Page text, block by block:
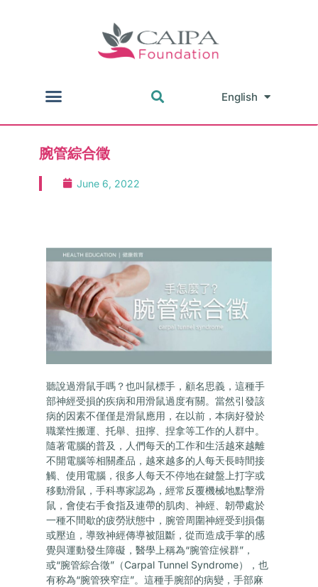
English
中文
腕管綜合徵
June 6, 2022
聽說過滑鼠手嗎？也叫鼠標手，顧名思義，這種手
部神經受損的疾病和用滑鼠過度有關。當然引發該
病的因素不僅僅是滑鼠應用，在以前，本病好發於
職業性搬運、托舉、扭擰、捏拿等工作的人群中。
隨著電腦的普及，人們每天的工作和生活越來越離
不開電腦等相關產品，越來越多的人每天長時間接
觸、使用電腦，很多人每天不停地在鍵盤上打字或
移動滑鼠，手科專家認為，經常反覆機械地點擊滑
鼠，會使右手食指及連帶的肌肉、神經、韌帶處於
一種不間歇的疲勞狀態中，腕管周圍神經受到損傷
或壓迫，導致神經傳導被阻斷，從而造成手掌的感
覺與運動發生障礙，醫學上稱為“腕管症候群”，
或“腕管綜合徵”（Carpal Tunnel Syndrome），也
有称為“腕管狹窄症”。這種手腕部的病變，手部麻